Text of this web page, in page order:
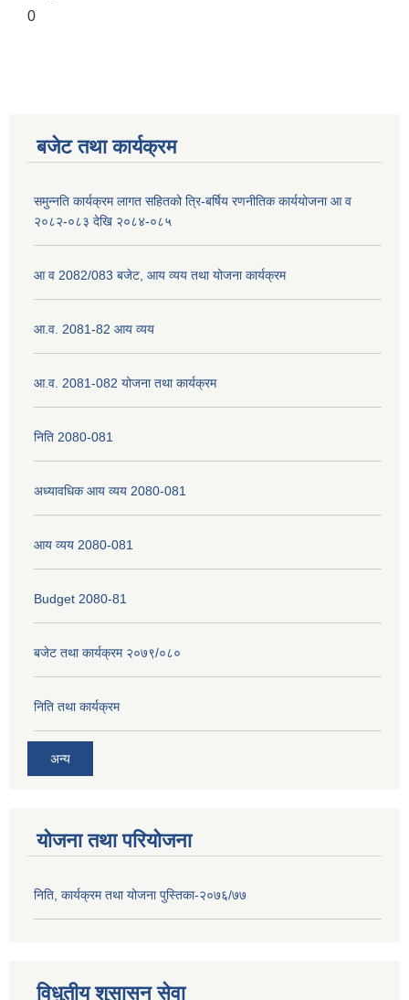
0
बजेट तथा कार्यक्रम
समुन्नति कार्यक्रम लागत सहितको त्रि-बर्षिय रणनीतिक कार्ययोजना आ व
२०८२-०८३ देखि २०८४-०८५
आ व 2082/083 बजेट, आय व्यय तथा योजना कार्यक्रम
आ.व. 2081-82 आय व्यय
आ.व. 2081-082 योजना तथा कार्यक्रम
निति 2080-081
अध्यावधिक आय व्यय 2080-081
आय व्यय 2080-081
Budget 2080-81
बजेट तथा कार्यक्रम २०७९/०८०
निति तथा कार्यक्रम
अन्य
योजना तथा परियोजना
निति, कार्यक्रम तथा योजना पुस्तिका-२०७६/७७
विधुतीय शुसासन सेवा